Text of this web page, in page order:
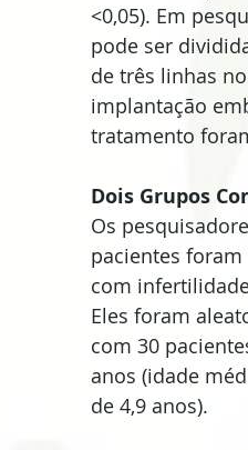
<0,05). Em
pode ser
de três linhas
implantação
tratamento
Dois Grupos
Os
pacientes
com
Eles foram
com 30
anos (idade
de 4,9 anos).